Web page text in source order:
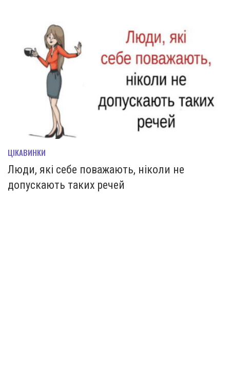
ЦІКАВИНКИ
Люди, які себе поважають, ніколи не
допускають таких речей